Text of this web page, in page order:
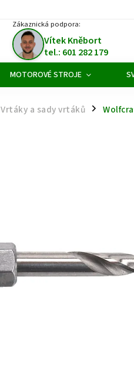
Zákaznická podpora:
Vítek Kněbort
tel.: 601 282 179
MOTOROVÉ STROJE
Vrtáky a sady vrtáků /